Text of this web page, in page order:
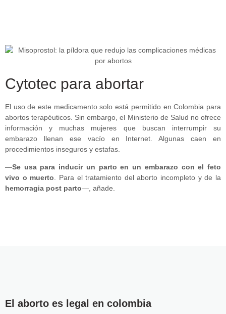
Cytotec para abortar
El uso de este medicamento solo está permitido en Colombia para
abortos terapéuticos. Sin embargo, el Ministerio de Salud no ofrece
información y muchas mujeres que buscan interrumpir su
embarazo llenan ese vacío en Internet. Algunas caen en
procedimientos inseguros y estafas.
—Se usa para inducir un parto en un embarazo con el feto
vivo o muerto . Para el tratamiento del aborto incompleto y de la
hemorragia post parto—, añade.
El aborto es legal en colombia